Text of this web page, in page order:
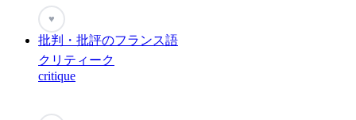
♥
批判・批評のフランス語
クリティーク
critique